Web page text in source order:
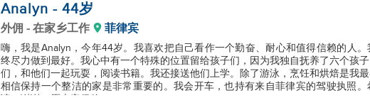
Analyn - 44岁
外佣 - 在家乡工作 菲律宾
嗨，我是Analyn，今年44岁。我喜欢把自己看作一个勤奋、耐心和值得信赖的人
终尽力做到最好。我心中有一个特殊的位置留给孩子们，因为我独自抚养了六个孩
们，和他们一起玩耍，阅读书籍。我还接送他们上学。除了游泳，烹饪和烘焙是我
相信保持一个整洁的家是非常重要的。我会开车，也持有来自菲律宾的驾驶执照。